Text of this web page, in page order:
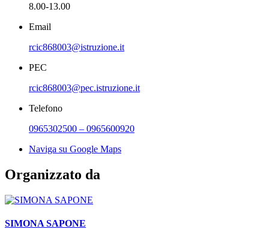
8.00-13.00
Email
rcic868003@istruzione.it
PEC
rcic868003@pec.istruzione.it
Telefono
0965302500 – 0965600920
Naviga su Google Maps
Organizzato da
SIMONA SAPONE